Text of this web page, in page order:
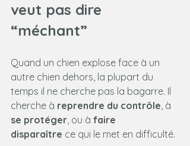
veut pas dire
“méchant”
Quand un chien explose face à un
autre chien dehors, la plupart du
temps il ne cherche pas la bagarre. Il
cherche à reprendre du contrôle, à
se protéger, ou à faire
disparaître ce qui le met en difficulté.